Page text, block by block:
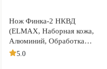
Нож Финка-2 НКВД
(ELMAX, Наборная кожа,
Алюминий, Обработка
клинка Stonewash)
5.0